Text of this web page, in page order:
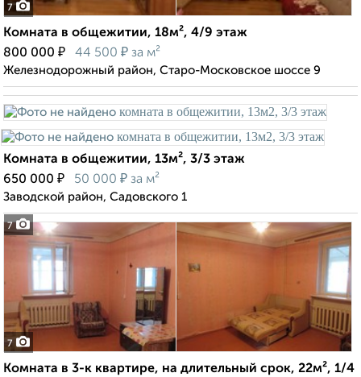
7
Комната в общежитии, 18м², 4/9 этаж
800 000 ₽ 44 500 ₽ за м²
Железнодорожный район, Старо-Московское шоссе 9
7
Комната в общежитии, 13м², 3/3 этаж
650 000 ₽ 50 000 ₽ за м²
Заводской район, Садовского 1
7
Комната в 3-к квартире, на длительный срок, 22м², 1/4